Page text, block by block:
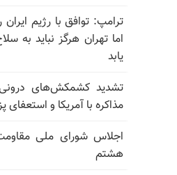
ترامپ: توافق با رژیم
اما تهران هرگز نباید
یابد
تشدید کشمکش‌های
مذاکره با آمریکا و استعفای
اجلاس شورای ملی
هشتم